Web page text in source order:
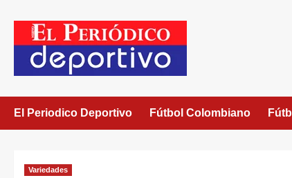
El Periodico Deportivo Fútbol Colombiano
Variedades